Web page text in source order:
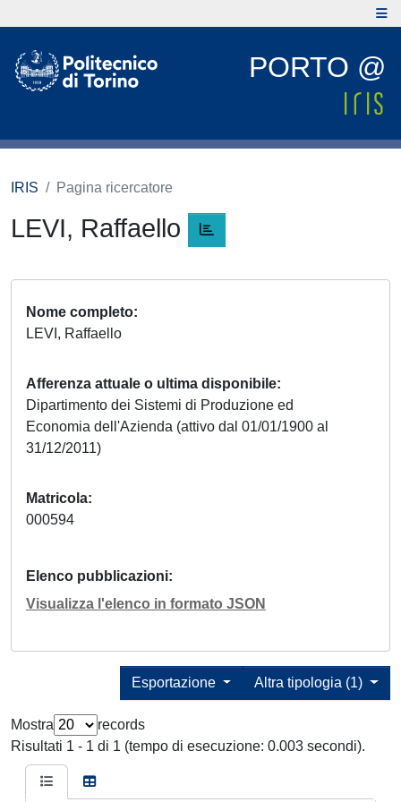
PORTO @
IRIS Pagina ricercatore
LEVI, Raffaello
Nome completo
LEVI, Raffaello
Afferenza attuale o ultima disponibile
Dipartimento dei Sistemi di Produzione ed
Economia dell'Azienda (attivo dal 01/01/1900 al
31/12/2011)
Matricola
000594
Elenco pubblicazioni
Visualizza l'elenco in formato JSON
Altra tipologia (1)
Esportazione
Mostra
records
Risultati 1 - 1 di 1 (tempo di esecuzione: 0.003 secondi).